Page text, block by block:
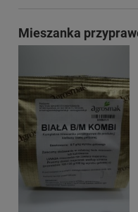
Mieszanka